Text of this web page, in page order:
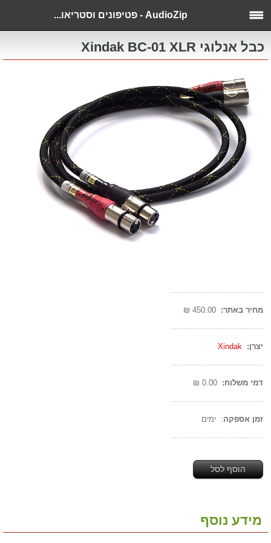
AudioZip - פטיפונים וסטריאו...
כבל אנלוגי Xindak BC-01 XLR
--------------------------------------
מחיר באתר:
--------------------------------------
יצרן: Xindak
--------------------------------------
דמי משלוח:
--------------------------------------
זמן אספקה: ימים
--------------------------------------
הוסף לסל
מידע נוסף